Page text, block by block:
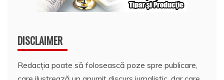
DISCLAIMER
Redacția poate să folosească poze spre publicare,